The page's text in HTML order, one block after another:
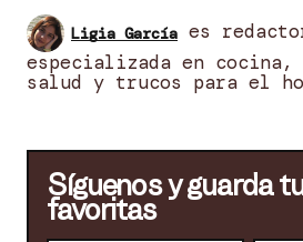
Ligia García es
especializada en
salud y trucos para el
Síguenos y guarda
favoritas